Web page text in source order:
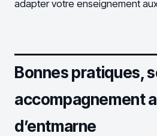
adapter votre enseignement
Bonnes pratiques,
accompagnement
d’entmarne